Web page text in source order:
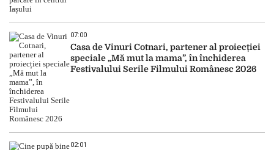
07:00
Casa de Vinuri Cotnari, partener al proiecției
speciale „Mă mut la mama”, în închiderea
Festivalului Serile Filmului Românesc 2026
02:01